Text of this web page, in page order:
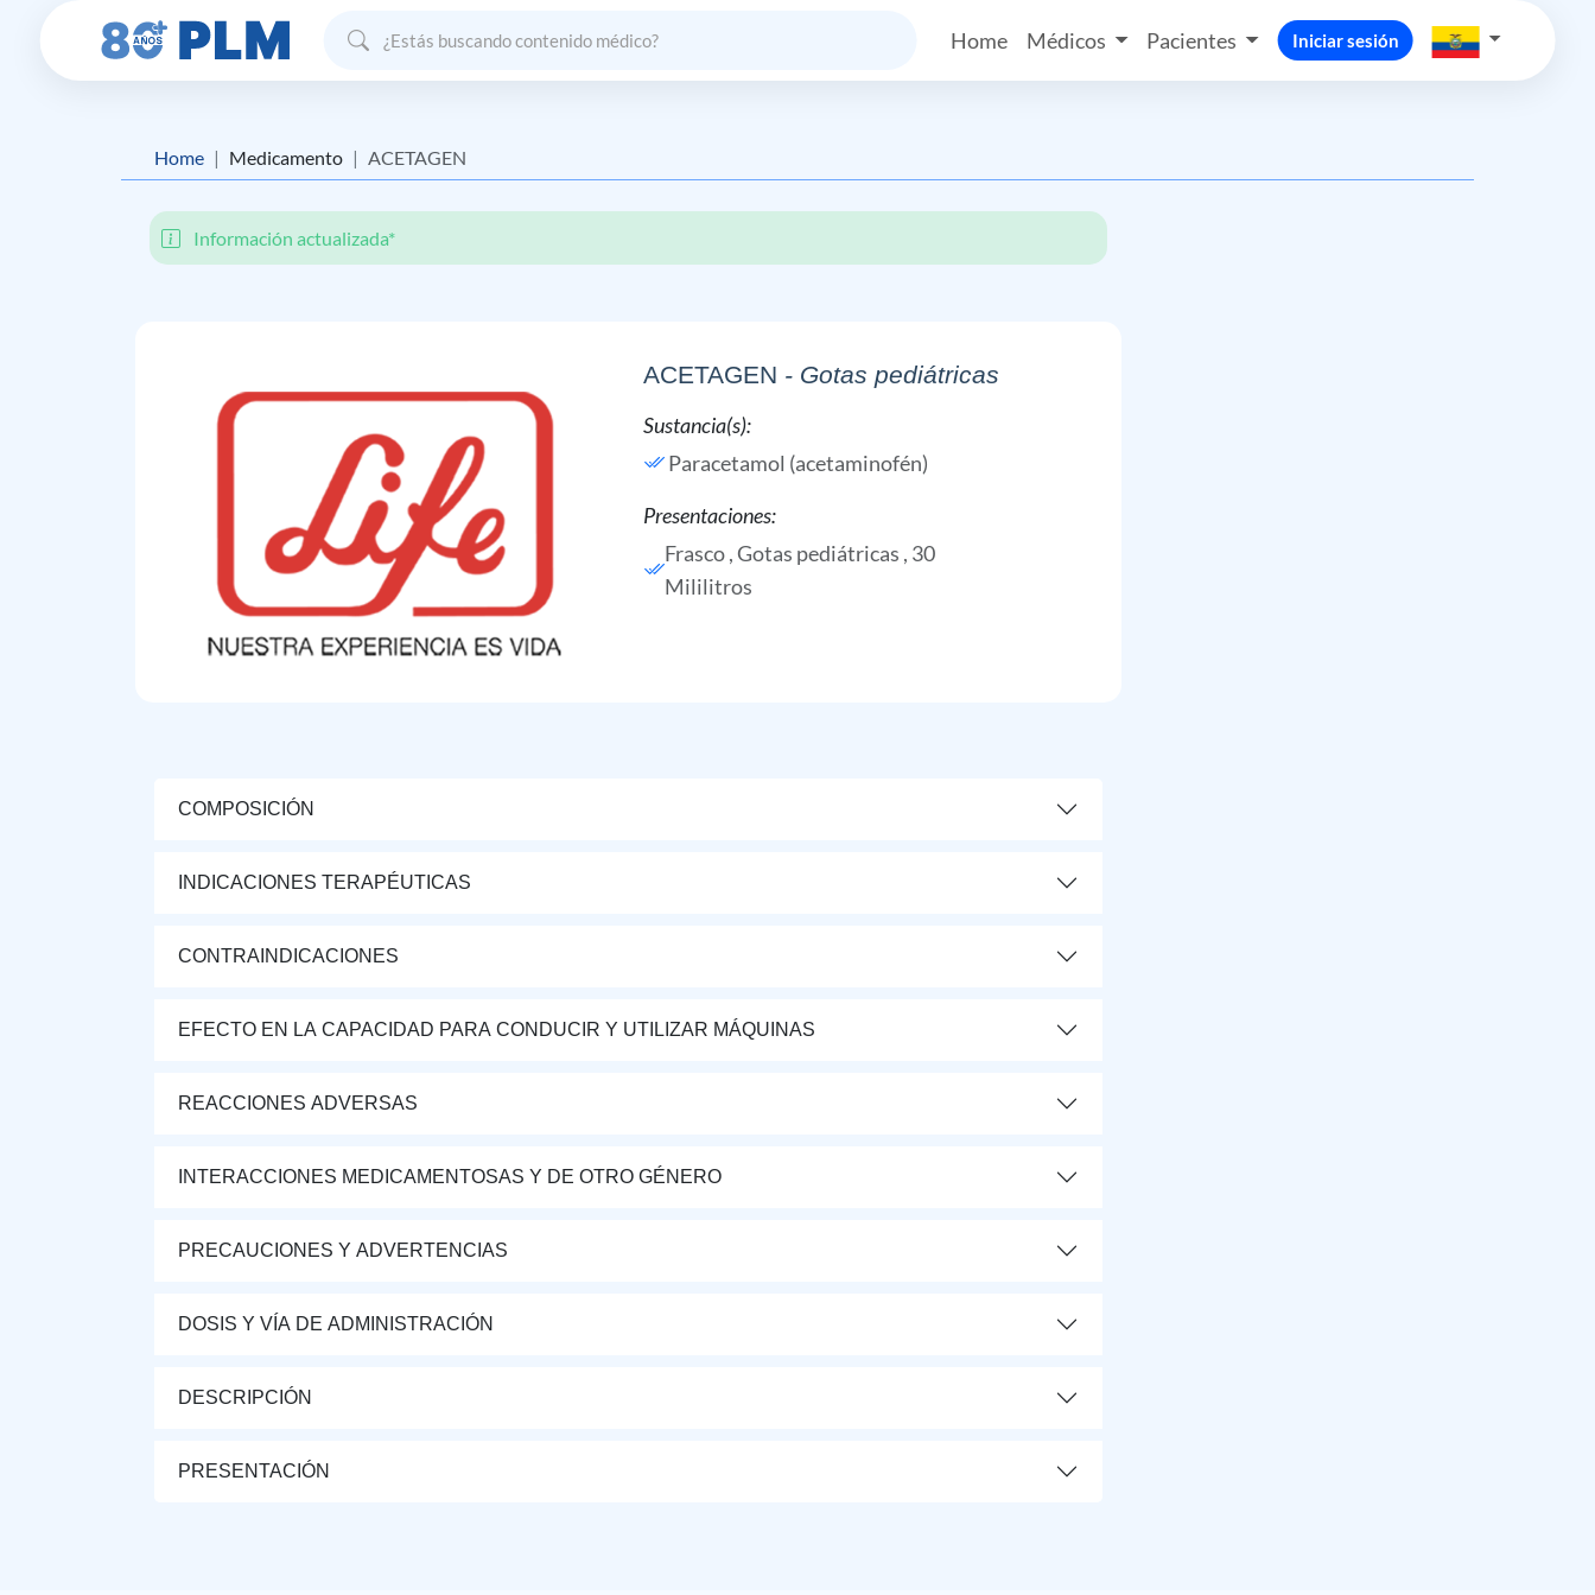
Home Médicos Pacientes Iniciar sesión
Home Medicamento ACETAGEN
Información actualizada*
ACETAGEN - Gotas pediátricas
Sustancia(s):
Paracetamol (acetaminofén)
Presentaciones:
Frasco , Gotas pediátricas , 30
Mililitros
COMPOSICIÓN
INDICACIONES TERAPÉUTICAS
CONTRAINDICACIONES
EFECTO EN LA CAPACIDAD PARA CONDUCIR Y UTILIZAR MÁQUINAS
REACCIONES ADVERSAS
INTERACCIONES MEDICAMENTOSAS Y DE OTRO GÉNERO
PRECAUCIONES Y ADVERTENCIAS
DOSIS Y VÍA DE ADMINISTRACIÓN
DESCRIPCIÓN
PRESENTACIÓN